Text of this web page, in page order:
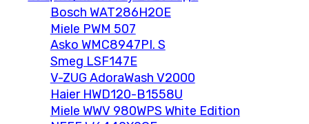
Bosch WAT286H2OE
Miele PWM 507
Asko WMC8947PI. S
Smeg LSF147E
V-ZUG AdoraWash V2000
Haier HWD120-B1558U
Miele WWV 980WPS White Edition